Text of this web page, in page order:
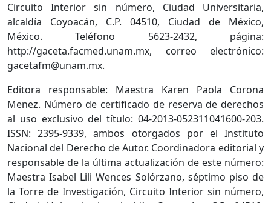
Circuito Interior sin número, Ciudad Universitaria,
alcaldía Coyoacán, C.P. 04510, Ciudad de México,
México. Teléfono 5623-2432, página:
http://gaceta.facmed.unam.mx, correo electrónico:
gacetafm@unam.mx.
Editora responsable: Maestra Karen Paola Corona
Menez. Número de certificado de reserva de derechos
al uso exclusivo del título: 04-2013-052311041600-203.
ISSN: 2395-9339, ambos otorgados por el Instituto
Nacional del Derecho de Autor. Coordinadora editorial y
responsable de la última actualización de este número:
Maestra Isabel Lili Wences Solórzano, séptimo piso de
la Torre de Investigación, Circuito Interior sin número,